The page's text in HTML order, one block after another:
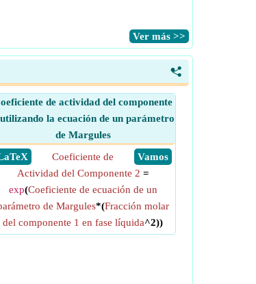
​Ver más >>
<
de actividad del componente
la ecuación de un parámetro
de Margules
​ Vamos
Coeficiente de
Actividad del Componente 2 =
exp(Coeficiente de ecuación de un
de Margules*(Fracción molar
del componente 1 en fase líquida^2))